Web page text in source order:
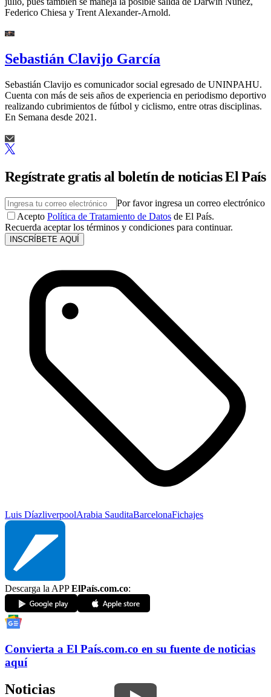
Federico Chiesa y Trent Alexander-Arnold.
Sebastián Clavijo García
Sebastián Clavijo es comunicador social egresado de UNINPAHU.
Cuenta con más de seis años de experiencia en periodismo deportivo
realizando cubrimientos de fútbol y ciclismo, entre otras disciplinas.
En Semana desde 2021.
Regístrate gratis al boletín de noticias El País
Por favor ingresa un correo electrónico
Acepto Política de Tratamiento de Datos de El País.
Recuerda aceptar los términos y condiciones para continuar.
INSCRÍBETE AQUÍ
Luis DíazliverpoolArabia SauditaBarcelonaFichajes
Descarga la APPElPaís.com.co:
Convierta a El País.com.co en su fuente de noticias
aquí
Noticias